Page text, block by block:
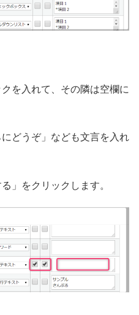
を入れて、その隣は空欄に
どうぞ」なども文言を入れ
」をクリックします。